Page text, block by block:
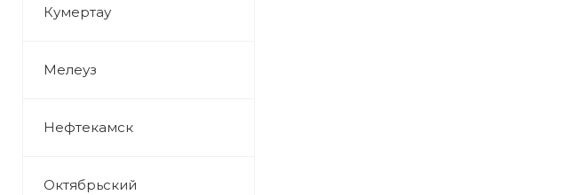
Кумертау
Мелеуз
Нефтекамск
Октябрьский